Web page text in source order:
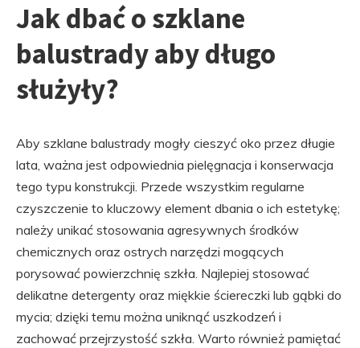
Jak dbać o szklane
balustrady aby długo
służyły?
Aby szklane balustrady mogły cieszyć oko przez długie
lata, ważna jest odpowiednia pielęgnacja i konserwacja
tego typu konstrukcji. Przede wszystkim regularne
czyszczenie to kluczowy element dbania o ich estetykę;
należy unikać stosowania agresywnych środków
chemicznych oraz ostrych narzędzi mogących
porysować powierzchnię szkła. Najlepiej stosować
delikatne detergenty oraz miękkie ściereczki lub gąbki do
mycia; dzięki temu można uniknąć uszkodzeń i
zachować przejrzystość szkła. Warto również pamiętać